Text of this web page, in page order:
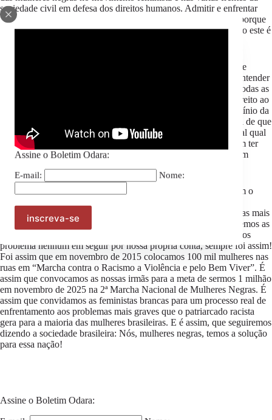
Assine o Boletim Odara:
E-mail: Nome:
sociedade civil em defesa dos direitos humanos. Admitir e enfrentar
isso é fundamental para a vitória da luta contra o patriarcado – porque
já nos chateia repetir às nossas “companheiras” brancas o quanto este é
E solidariedade às demandas das mulheres negras não é só sobre
representatividade – como insiste o discurso neoliberal, mas é entender
o racismo como atravessador de todas as pautas feministas, de todas as
demandas sociais. É entender que não faz sentido a luta pelo direito ao
aborto legal, se este não estiver atrelado à luta contra a o extermínio da
juventude negra, porque sim, acreditamos na defesa inegociável de que
as mulheres precisam escolher se querem ou não gerar e parir, tal qual
necessitamos de solidariedade ao direito das mulheres negras em ter
seus filhos, vê-los crescer com saúde e segurança, sem que sejam
Não haverá unidade feminista sem a derrota dos privilégios, sem o
autonomia das mulheres. Nós, mulheres negras, somos as sujeitas mais
abertas e solidárias às dores de todo mundo, mas não aumentaremos as
fileiras de marchas hegemonizadas pela branquitude. E não temos
problema nenhum em seguir por nossa própria conta, sempre foi assim!
Foi assim que em novembro de 2015 colocamos 100 mil mulheres nas
ruas em “Marcha contra o Racismo a Violência e pelo Bem Viver”. É
assim que convocamos as nossas irmãs para a meta de sermos 1 milhão
em novembro de 2025 na 2ª Marcha Nacional de Mulheres Negras. É
assim que convidamos as feministas brancas para um processo real de
enfrentamento aos problemas mais graves que o patriarcado racista
gera para a maioria das mulheres brasileiras. E é assim, que seguiremos
dizendo a sociedade brasileira: Nós, mulheres negras, temos a solução
para essa nação!
Assine o Boletim Odara: